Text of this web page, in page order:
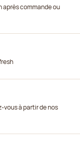
commande ou
vous à partir de nos